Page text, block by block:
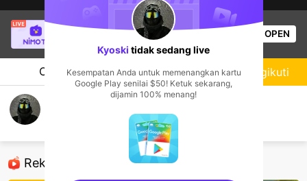
Thầy Giáo Ba
sedang siaran langsung!
League of Legends
25.9k OPEN
Chat Streamer
New Stream Playing Hok
Rekomendasi
Mengikuti
Kyoski tidak sedang live
Kesempatan Anda untuk memenangkan kartu
Google Play senilai $50! Ketuk sekarang,
dijamin 100% menang!